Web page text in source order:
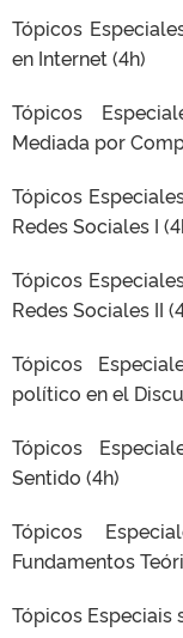
Tópicos
en Internet (4h)
Tópicos
Mediada por
Tópicos
Redes Sociales I
Tópicos
Redes Sociales II
Tópicos
político en el
Tópicos
Sentido (4h)
Tópicos
Fundamentos
Tópicos Especiais